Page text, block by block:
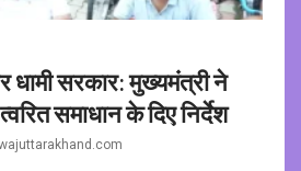
धामी सरकार: मुख्यमंत्री ने
समाधान के दिए निर्देश